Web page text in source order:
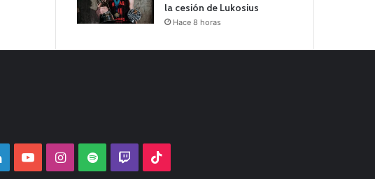
la cesión de Lukosius
Hace 8 horas
LinkedInYouTubeInstagram
Spotify Twitch